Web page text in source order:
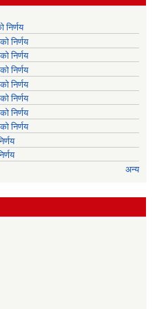
निर्णय
निर्णय
निर्णय
निर्णय
निर्णय
निर्णय
निर्णय
अन्य